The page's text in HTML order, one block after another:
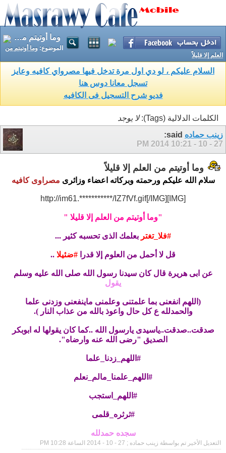
وما أوتيتم من العلم إلا قليلاً
الموضوع: وما أوتيتم من
العلم إلا قليلاً
السلام عليكم ، لو دي اول مرة تدخل فيها مصرواي كافيه وعايز
تسجل معانا دوس هنا
فديو شرح التسجيل فى الكافيه
الكلمات الدلالية (Tags):
لا يوجد
زينب حماده
27 - 10 - 2014
10:21 PM
وما أوتيتم من العلم إلا قليلاً
سلام الله عليكم ورحمته وبركاته اعضاء وزائرى مصراوى كافيه
[IMG]http://im61.***********/IZ7fVf.gif[/IMG]
"وما أوتيتم من العلم إلا قليلا "
#‏فلا_تغتر‬ بعلمك الذى تحسبه كثير ...
قل لا أحمل من العلوم إلا قدرا ‫#‏ضئيلا‬ ..
عن ابى هريرة قال كان سيدنا رسول الله صلى الله عليه وسلم
يقول
(اللهم انفعنى بما علمتنى وعلمنى ماينفعنى وزدنى علما
والحمدلله ع كل حال واعوذ بالله من عذاب النار ).
صدقت..صدقت..ياسيدى يارسول الله ..كما كان يقولها له ابوبكر
الصديق "رضى الله عنه وارضاه".
‫#‏اللهم_زدنا_علما‬
‫#‏اللهم_علمنا_مالم_نعلم‬
‫#‏اللهم_استجب‬
‫#‏ثرثره_قلمى‬
سجده حمدلله
التعديل الأخير تم بواسطة زينب حماده ; 27 - 10 - 2014 الساعة 10:28 PM